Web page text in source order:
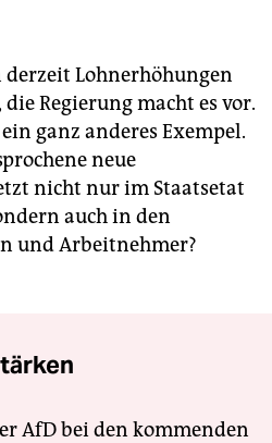
Lohnerhöhungen
Regierung macht es vor.
ganz anderes Exempel.
neue
nicht nur im Staatsetat
auch in den
und Arbeitnehmer?
AfD bei den kommenden